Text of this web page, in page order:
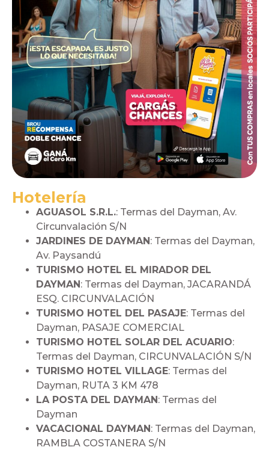
Hotelería
AGUASOL S.R.L.: Termas del Dayman, Av.
Circunvalación S/N
JARDINES DE DAYMAN : Termas del Dayman,
Av. Paysandú
TURISMO HOTEL EL MIRADOR DEL
DAYMAN : Termas del Dayman, JACARANDÁ
ESQ. CIRCUNVALACIÓN
TURISMO HOTEL DEL PASAJE: Termas del
Dayman, PASAJE COMERCIAL
TURISMO HOTEL SOLAR DEL ACUARIO:
Termas del Dayman, CIRCUNVALACIÓN S/N
TURISMO HOTEL VILLAGE: Termas del
Dayman, RUTA 3 KM 478
LA POSTA DEL DAYMAN : Termas del
Dayman
VACACIONAL DAYMAN : Termas del Dayman,
RAMBLA COSTANERA S/N